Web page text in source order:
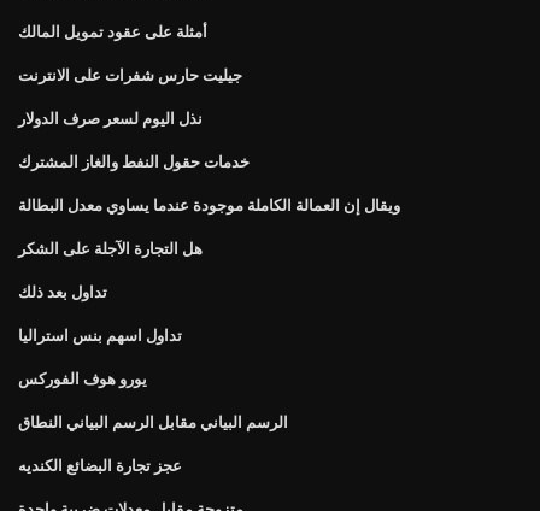
أمثلة على عقود تمويل المالك
جيليت حارس شفرات على الانترنت
نذل اليوم لسعر صرف الدولار
خدمات حقول النفط والغاز المشترك
ويقال إن العمالة الكاملة موجودة عندما يساوي معدل البطالة
هل التجارة الآجلة على الشكر
تداول بعد ذلك
تداول اسهم بنس استراليا
يورو هوف الفوركس
الرسم البياني مقابل الرسم البياني النطاق
عجز تجارة البضائع الكنديه